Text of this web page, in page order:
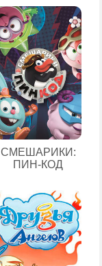
СМЕШАРИКИ:
ПИН-КОД